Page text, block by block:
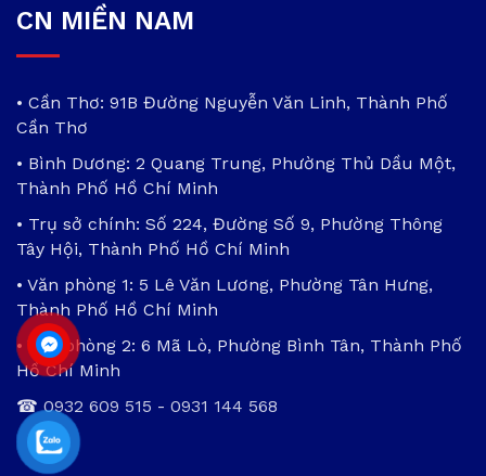
CN MIỀN NAM
• Cần Thơ: 91B Đường Nguyễn Văn Linh, Thành Phố
Cần Thơ
• Bình Dương: 2 Quang Trung, Phường Thủ Dầu Một,
Thành Phố Hồ Chí Minh
• Trụ sở chính: Số 224, Đường Số 9, Phường Thông
Tây Hội, Thành Phố Hồ Chí Minh
• Văn phòng 1: 5 Lê Văn Lương, Phường Tân Hưng,
Thành Phố Hồ Chí Minh
• Văn phòng 2: 6 Mã Lò, Phường Bình Tân, Thành Phố
Hồ Chí Minh
☎0932 609 515 - 0931 144 568